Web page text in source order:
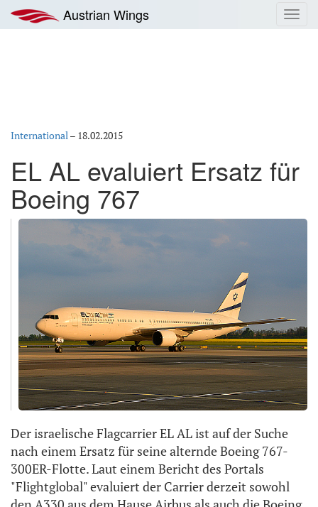
Inhalt
springen
Austrian Wings
International– 18.02.2015
EL AL evaluiert Ersatz für
Boeing 767
Der israelische Flagcarrier EL AL ist auf der Suche
nach einem Ersatz für seine alternde Boeing 767-
300ER-Flotte. Laut einem Bericht des Portals
"Flightglobal" evaluiert der Carrier derzeit sowohl